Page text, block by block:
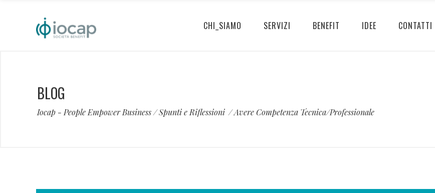
CHI_SIAMO SERVIZI BENEFIT IDEE CONTATTI
BLOG
Iocap - People Empower Business/Spunti e Riflessioni /Avere Competenza Tecnica/Professionale